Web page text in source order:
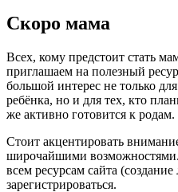
Скоро мама
Всех, кому предстоит стать
приглашаем на полезный
большой интерес не только
ребёнка, но и для тех, кто
же активно готовится к родам.
Стоит акцентировать
широчайшими
всем ресурсам сайта
зарегистрироваться.